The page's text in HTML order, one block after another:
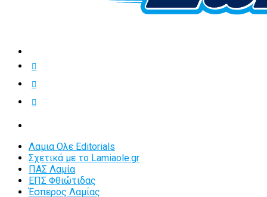
Λαμια Ολε Editorials
Σχετικά με το Lamiaole.gr
ΠΑΣ Λαμία
ΕΠΣ Φθιώτιδας
Έσπερος Λαμίας